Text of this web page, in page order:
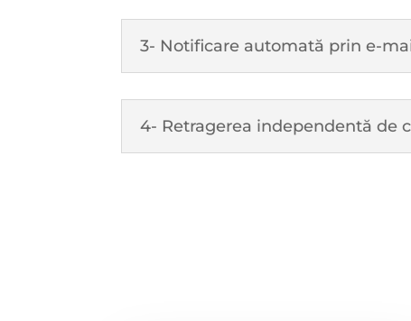
3- Notificare automată prin e-
4- Retragerea independentă de